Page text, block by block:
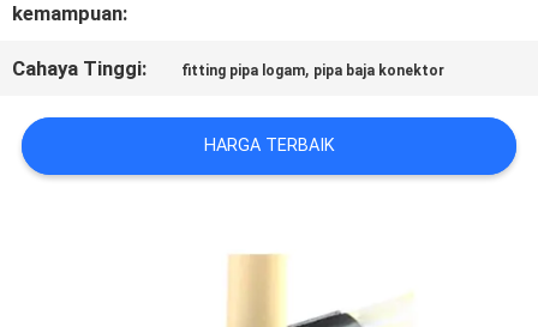
KUTIPAN
SITEMAP
kemampuan:
Cahaya Tinggi: fitting pipa logam, pipa baja konektor
HARGA TERBAIK